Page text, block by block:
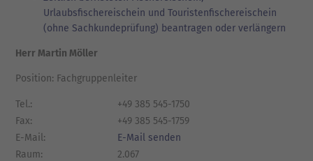
Urlaubsfischereischein und Touristenfischereischein
(ohne Sachkundeprüfung) beantragen oder verlängern
Herr Martin Möller
Position: Fachgruppenleiter
Tel.:
+49 385 545-1750
Fax:
+49 385 545-1759
E-Mail:
E-Mail senden
Raum:
2.067